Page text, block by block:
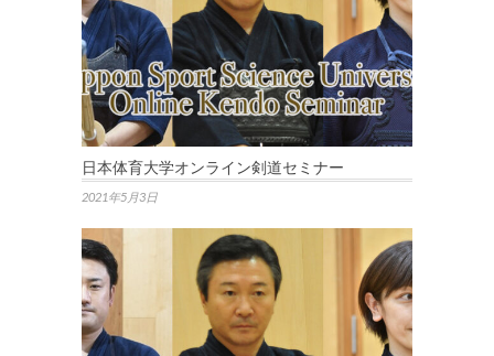
日本体育大学オンライン剣道セミナー
2021年5月3日